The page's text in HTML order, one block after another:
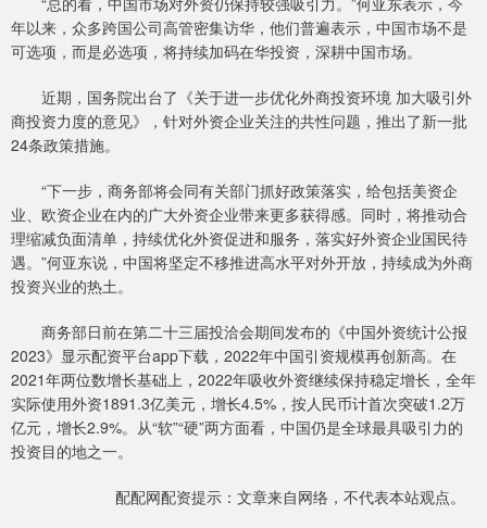
年以来，众多跨国公司高管密集访华，他们普遍表示，中国市场不是
可选项，而是必选项，将持续加码在华投资，深耕中国市场。
近期，国务院出台了《关于进一步优化外商投资环境 加大吸引外
商投资力度的意见》，针对外资企业关注的共性问题，推出了新一批
24条政策措施。
“下一步，商务部将会同有关部门抓好政策落实，给包括美资企
业、欧资企业在内的广大外资企业带来更多获得感。同时，将推动合
理缩减负面清单，持续优化外资促进和服务，落实好外资企业国民待
遇。”何亚东说，中国将坚定不移推进高水平对外开放，持续成为外商
投资兴业的热土。
商务部日前在第二十三届投洽会期间发布的《中国外资统计公报
2023》显示配资平台app下载，2022年中国引资规模再创新高。在
2021年两位数增长基础上，2022年吸收外资继续保持稳定增长，全年
实际使用外资1891.3亿美元，增长4.5%，按人民币计首次突破1.2万
亿元，增长2.9%。从“软”“硬”两方面看，中国仍是全球最具吸引力的
投资目的地之一。
配配网配资提示：文章来自网络，不代表本站观点。